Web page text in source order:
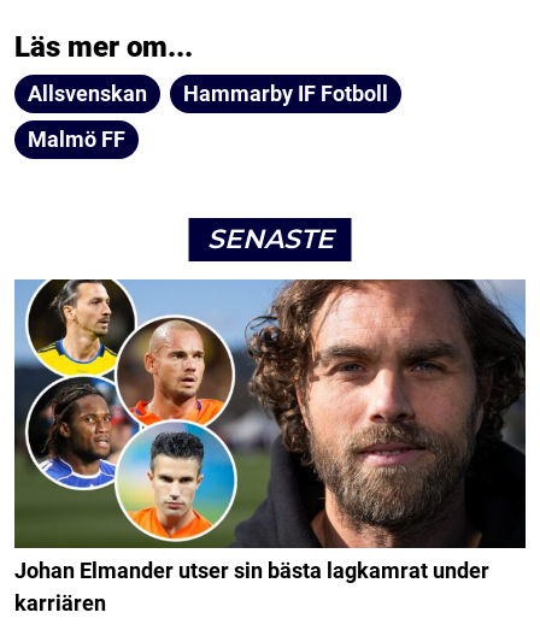
Läs mer om...
Allsvenskan
Hammarby IF Fotboll
Malmö FF
SENASTE
Johan Elmander utser sin bästa lagkamrat under
karriären